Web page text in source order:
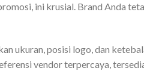
ini krusial. Brand Anda
ukuran, posisi logo, dan
vendor terpercaya,